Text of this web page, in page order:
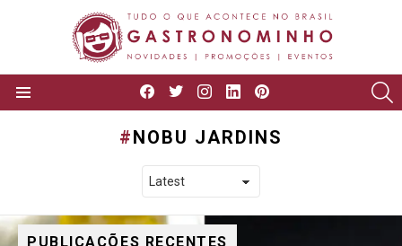
facebooktwitterinstagram
linkedin
NOBU JARDINS
PUBLICAÇÕES RECENTES